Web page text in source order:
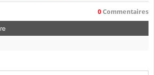
0 Commentaires